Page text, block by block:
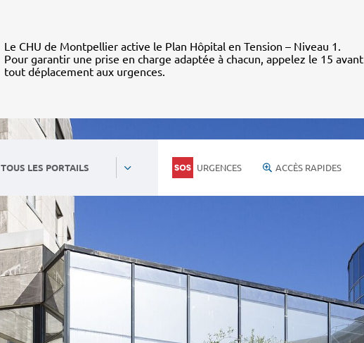
Le CHU de Montpellier active le Plan Hôpital en Tension – Niveau 1.
Pour garantir une prise en charge adaptée à chacun, appelez le 15 avant
tout déplacement aux urgences.
TOUS LES PORTAILS URGENCES ACCÈS RAPIDES